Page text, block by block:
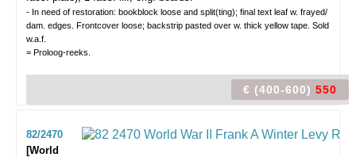
- In need of restoration: bookblock loose and split(ting); final text leaf w. frayed/
dam. edges. Frontcover loose; backstrip pasted over w. thick yellow tape. Sold
w.a.f.
= Proloog-reeks.
€ (400-600) 550
82/2470
[World